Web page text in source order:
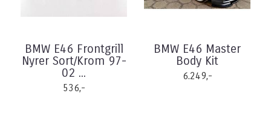
BMW E46 Frontgrill
Nyrer Sort/Krom 97-
02 ...
536,-
BMW E46 Master
Body Kit
6.249,-